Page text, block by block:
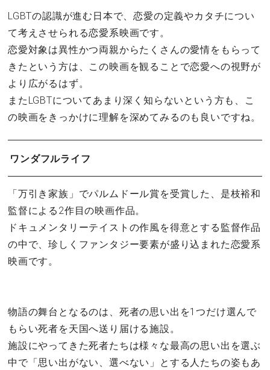
LGBTの認識が進む日本で、恋愛の定義やカタチについ
て考えさせられる恋愛系映画です。
恋愛対象は異性かつ両親からたくさんの愛情をもらって
きたという方は、この映画を観ることで恋愛への視野が
より広がるはず。
またLGBTについてあまり深く知らないという方も、こ
の映画をきっかけに理解を深めてみるのも良いですね。
ワンダフルライフ
「万引き家族」でパルムドール賞を受賞した、是枝裕和
監督による2作目の映画作品。
ドキュメンタリーテイストの作風を得意とする監督作品
の中で、珍しくファンタジー要素が盛り込まれた恋愛系
映画です。
物語の舞台となるのは、死者の思い出を1つだけ選んで
もらい死者を天国へ送り届ける施設。
施設にやってきた死者たちは様々な最高の思い出を選ぶ
中で「思い出がない、選べない」とする人たちの姿もあ